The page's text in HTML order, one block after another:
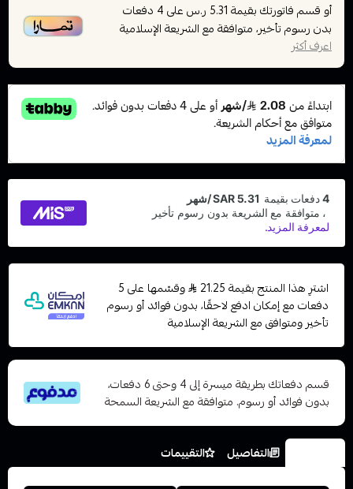
أو قسم فاتورتك بقيمة 5.31 ر.س على4 دفعات
بدون رسوم تأخير، متوافقة مع الشريعة الإسلامية
اعرف أكثر
اشترِ هذا المنتج بقيمة 21.25
وقسّمها على 5
دفعات مع إمكان ادفع لاحقًا، بدون فوائد أو رسوم
تأخير ومتوافق مع الشريعة الإسلامية
قسم دفعاتك بطريقة ميسرة إلى 4 وحتى 6 دفعات،
بدون فوائد أو رسوم. متوافقة مع الشريعة السمحة
التفاصيل التقييمات